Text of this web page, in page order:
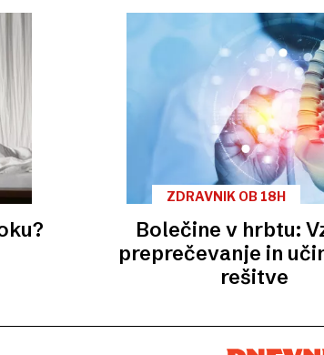
ZDRAVNIK OB 18H
Bolečine v hrbtu:
preprečevanje in
rešitve